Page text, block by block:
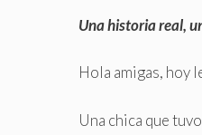
Una historia real,
Hola amigas, hoy
Una chica que